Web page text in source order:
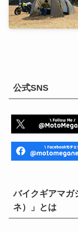
公式SNS
バイクギアマガ
ネ）」とは